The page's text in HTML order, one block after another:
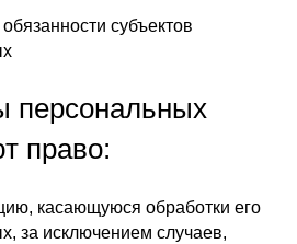
субъектов
персональных
право:
касающуюся обработки его
за исключением случаев,